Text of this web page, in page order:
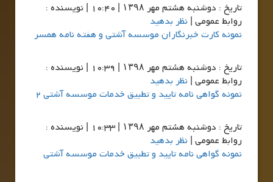
تاريخ : دوشنبه هشتم مهر ۱۳۹۸ | 10:40 | نویسنده :
روابط عمومی | نظر بدهید
نمونه کارت خبرنگاران موسسه آشتی و هفته نامه همسر
تاريخ : دوشنبه هشتم مهر ۱۳۹۸ | 10:39 | نویسنده :
روابط عمومی | نظر بدهید
نمونه گواهی نامه تایید و تطبیق خدمات موسسه آشتی 2
تاريخ : دوشنبه هشتم مهر ۱۳۹۸ | 10:33 | نویسنده :
روابط عمومی | نظر بدهید
نمونه گواهی نامه تایید و تطبیق خدمات موسسه آشتی